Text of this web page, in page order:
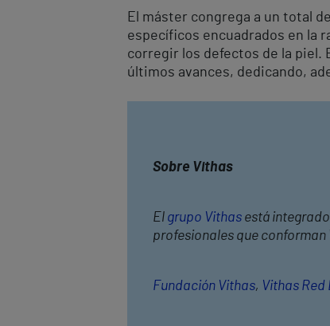
El máster congrega a un total
específicos encuadrados en la
corregir los defectos de la piel.
últimos avances, dedicando,
Sobre Vithas
El grupo Vithas está
profesionales que conforman
Fundación Vithas, Vithas